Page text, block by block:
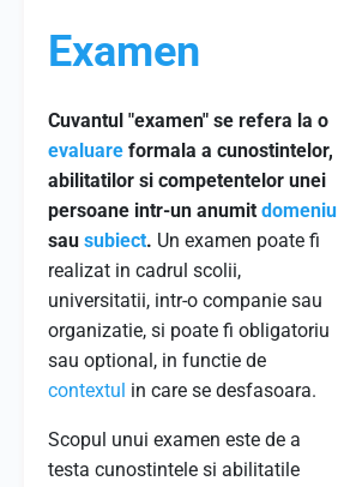
Examen
Cuvantul "examen" se refera la o
evaluare formala a cunostintelor,
abilitatilor si competentelor unei
persoane intr-un anumit domeniu
sau subiect. Un examen poate fi
realizat in cadrul scolii,
universitatii, intr-o companie sau
organizatie, si poate fi obligatoriu
sau optional, in functie de
contextul in care se desfasoara.
Scopul unui examen este de a
testa cunostintele si abilitatile